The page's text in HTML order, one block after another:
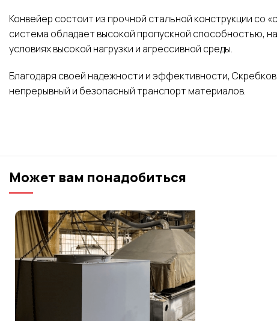
Конвейер состоит из прочной стальной конструкции со
система обладает высокой пропускной способностью,
условиях высокой нагрузки и агрессивной среды.
Благодаря своей надежности и эффективности,
непрерывный и безопасный транспорт материалов.
Может вам понадобиться